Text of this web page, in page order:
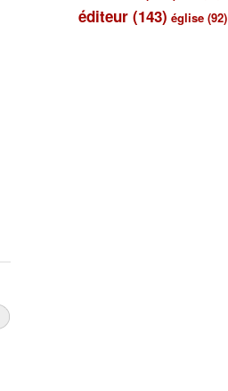
éditeur (143) église (92)